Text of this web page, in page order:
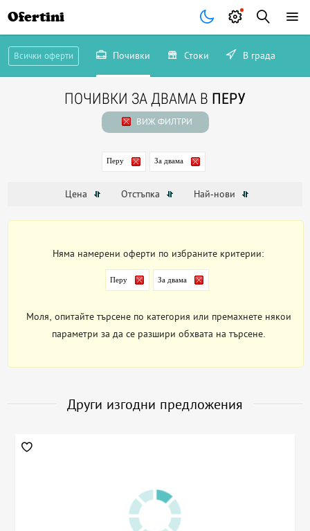
Ofertini
Всички оферти Почивки Стоки В града
ПОЧИВКИ ЗА ДВАМА В ПЕРУ
ВИЖ ФИЛТРИ
Перу За двама
Цена Отстъпка Най-нови
Няма намерени оферти по избраните критерии:
Перу За двама
Моля, опитайте търсене по категория или премахнете някои
параметри за да се разшири обхвата на търсене.
Други изгодни предложения